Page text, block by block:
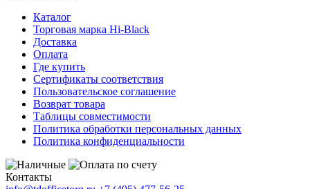
Каталог
Торговая марка Hi-Black
Доставка
Оплата
Где купить
Сертификаты соответствия
Пользовательское соглашение
Возврат товара
Таблицы совместимости
Политика обработки персональных данных
Политика конфиденциальности
Контакты